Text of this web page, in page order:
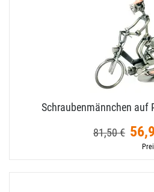
Schraubenmännchen auf
81,50 €